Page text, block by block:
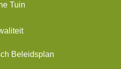
Tuin
Beleidsplan